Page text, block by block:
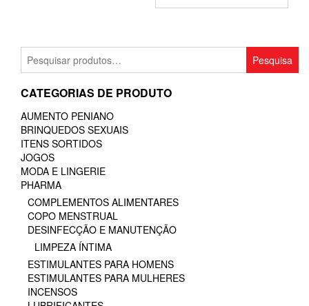
Pesquisar
por:
Pesquisa
CATEGORIAS DE PRODUTO
AUMENTO PENIANO
BRINQUEDOS SEXUAIS
ITENS SORTIDOS
JOGOS
MODA E LINGERIE
PHARMA
COMPLEMENTOS ALIMENTARES
COPO MENSTRUAL
DESINFECÇÃO E MANUTENÇÃO
LIMPEZA ÍNTIMA
ESTIMULANTES PARA HOMENS
ESTIMULANTES PARA MULHERES
INCENSOS